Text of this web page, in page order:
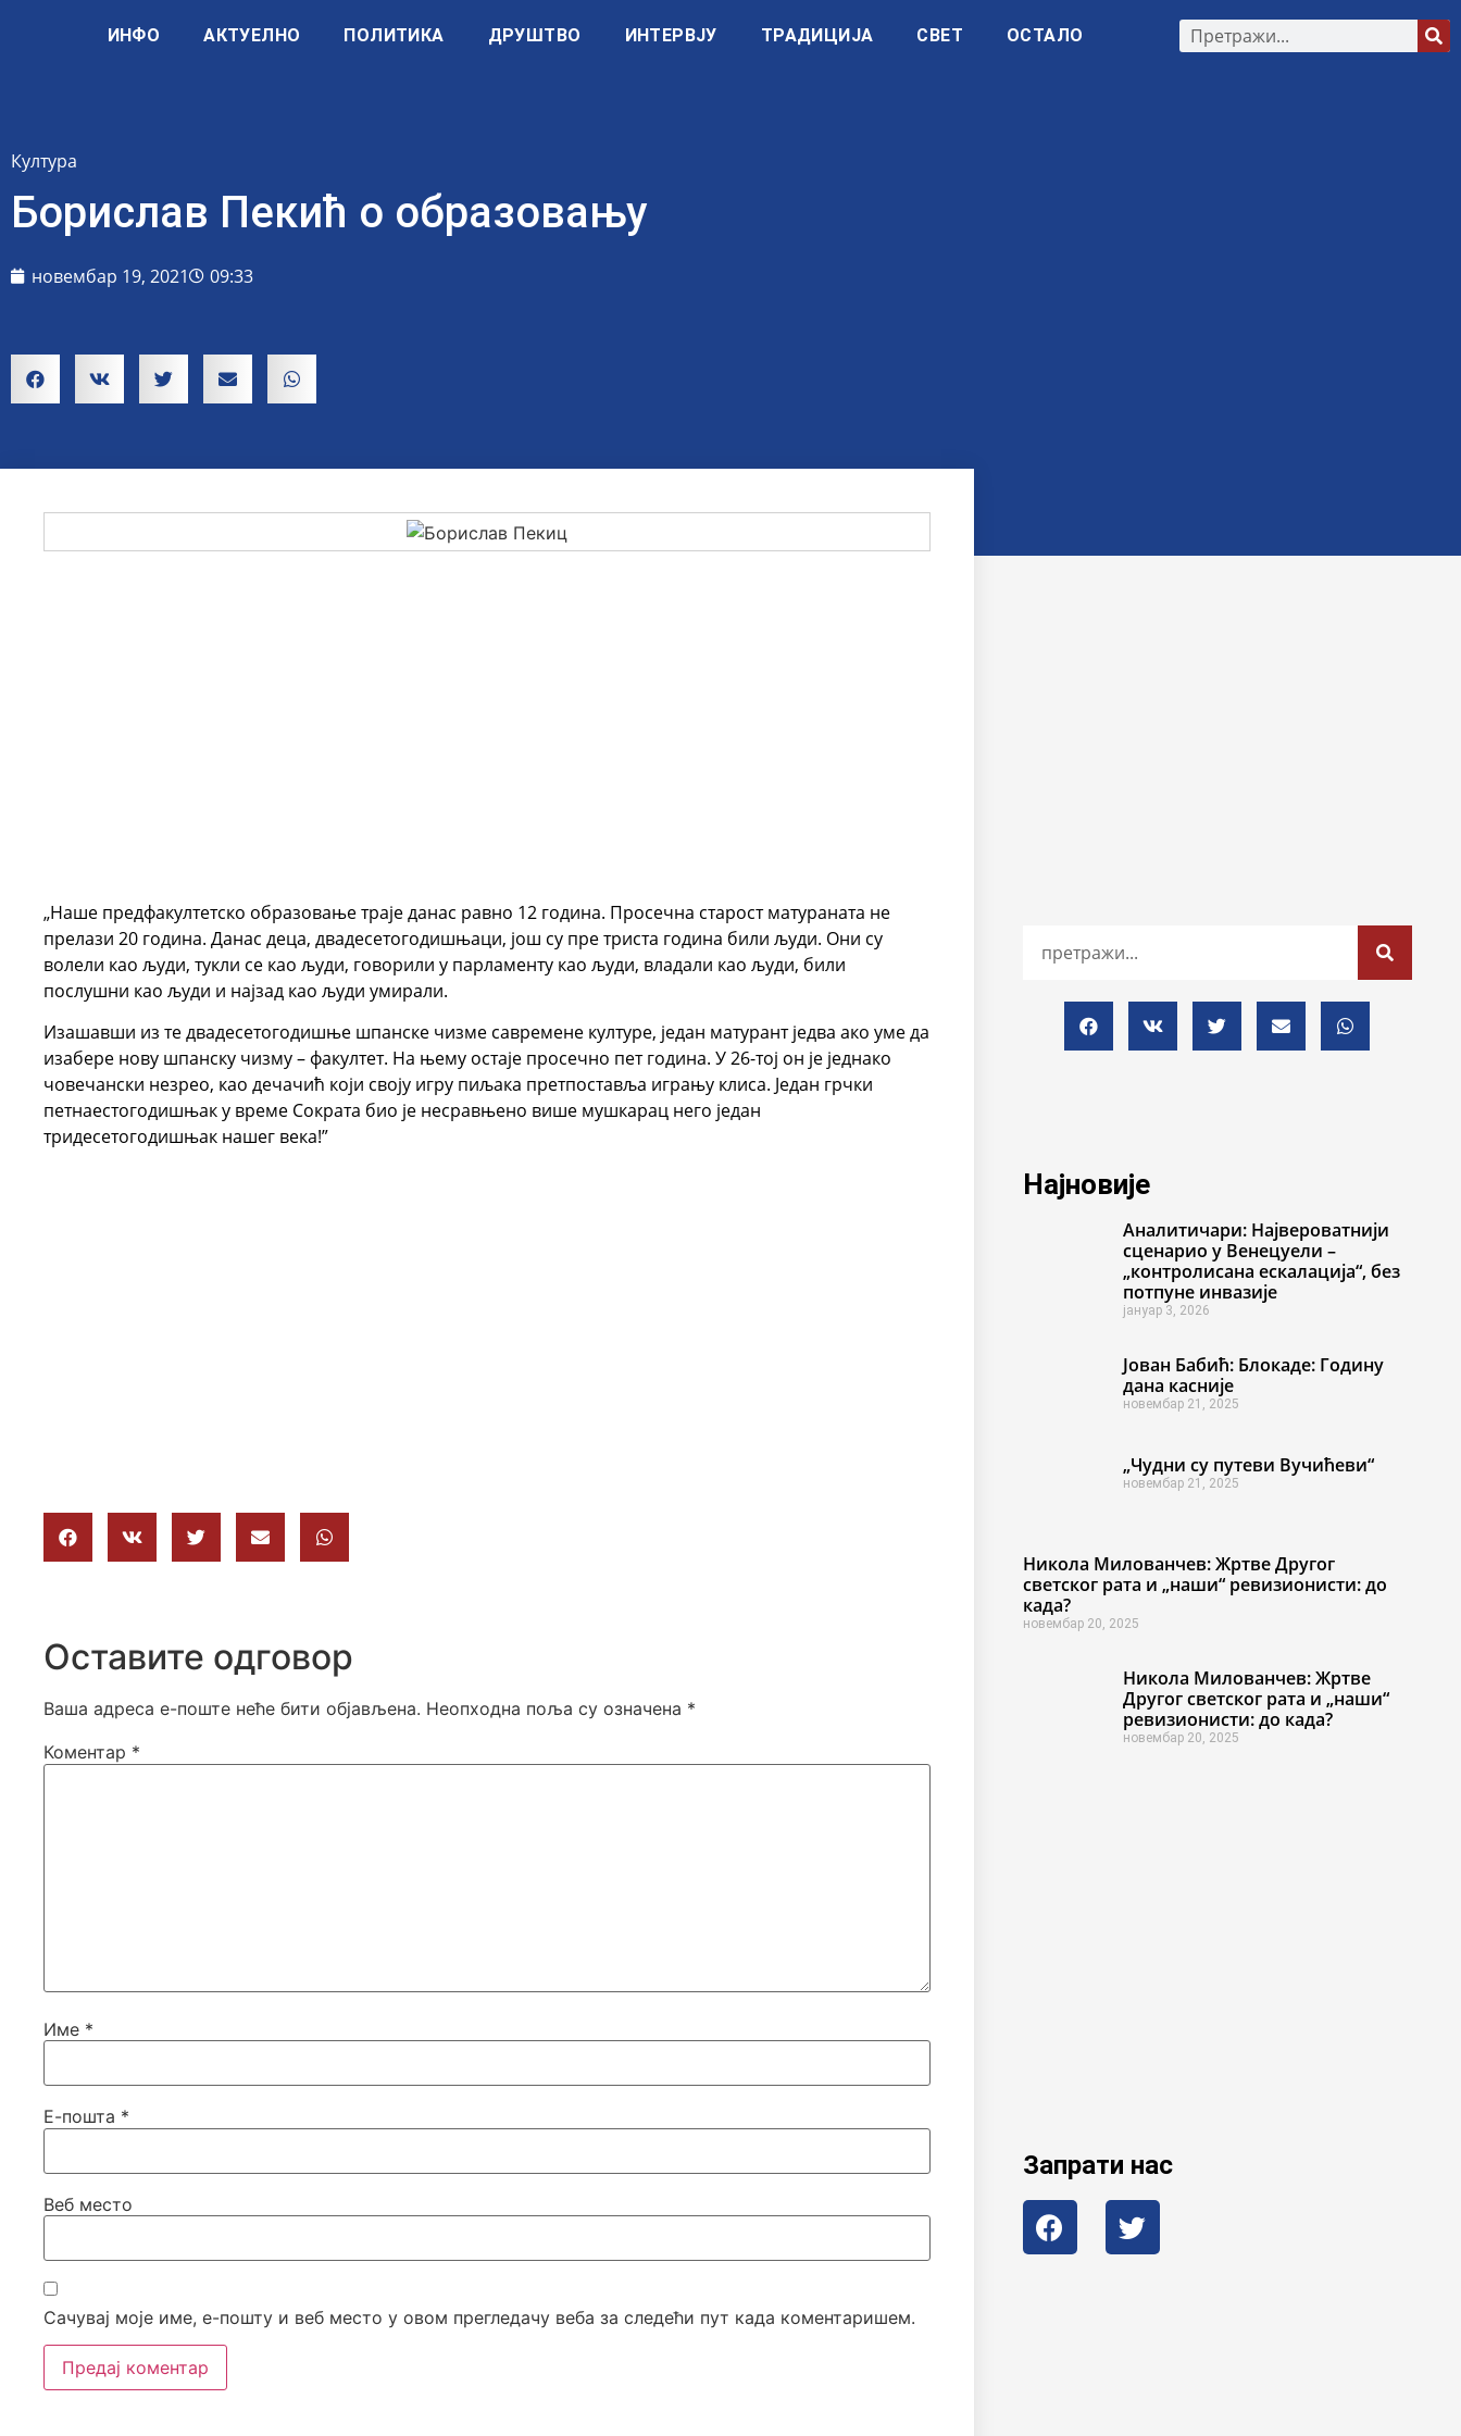
ИНФО АКТУЕЛНО ПОЛИТИКА ДРУШТВО ИНТЕРВЈУ ТРАДИЦИЈА СВЕТ ОСТАЛО
Култура
Борислав Пекић о образовању
новембар 19, 2021 09:33
„Наше предфакултетско образовање траје данас равно 12 година. Просечна старост матураната не
прелази 20 година. Данас деца, двадесетогодишњаци, још су пре триста година били људи. Они су
волели као људи, тукли се као људи, говорили у парламенту као људи, владали као људи, били
послушни као људи и најзад као људи умирали.
Изашавши из те двадесетогодишње шпанске чизме савремене културе, један матурант једва ако уме да
изабере нову шпанску чизму – факултет. На њему остаје просечно пет година. У 26-тој он је једнако
човечански незрео, као дечачић који своју игру пиљака претпоставља игрању клиса. Један грчки
петнаестогодишњак у време Сократа био је несравњено више мушкарац него један
тридесетогодишњак нашег века!”
Оставите одговор
Ваша адреса е-поште неће бити објављена. Неопходна поља су означена *
Коментар *
Име *
Е-пошта *
Веб место
Сачувај моје име, е-пошту и веб место у овом прегледачу веба за следећи пут када коментаришем.
Најновије
Аналитичари: Највероватнији
сценарио у Венецуели –
„контролисана ескалација“, без
потпуне инвазије
јануар 3, 2026
Јован Бабић: Блокаде: Годину
дана касније
новембар 21, 2025
„Чудни су путеви Вучићеви“
новембар 21, 2025
Никола Милованчев: Жртве Другог
светског рата и „наши“ ревизионисти: до
када?
новембар 20, 2025
Никола Милованчев: Жртве
Другог светског рата и „наши“
ревизионисти: до када?
новембар 20, 2025
Запрати нас